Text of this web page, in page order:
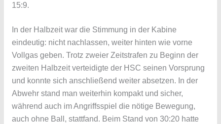
15:9.
In der Halbzeit war die Stimmung in der Kabine
eindeutig: nicht nachlassen, weiter hinten wie vorne
Vollgas geben. Trotz zweier Zeitstrafen zu Beginn der
zweiten Halbzeit verteidigte der HSC seinen Vorsprung
und konnte sich anschließend weiter absetzen. In der
Abwehr stand man weiterhin kompakt und sicher,
während auch im Angriffsspiel die nötige Bewegung,
auch ohne Ball, stattfand. Beim Stand von 30:20 hatte